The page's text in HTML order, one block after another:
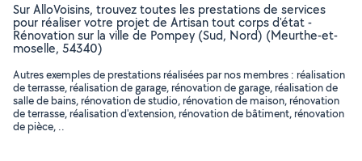
Sur AlloVoisins, trouvez toutes les prestations de services
pour réaliser votre projet de Artisan tout corps d'état -
Rénovation sur la ville de Pompey (Sud, Nord) (Meurthe-et-
moselle, 54340)
Autres exemples de prestations réalisées par nos membres : réalisation
de terrasse, réalisation de garage, rénovation de garage, réalisation de
salle de bains, rénovation de studio, rénovation de maison, rénovation
de terrasse, réalisation d'extension, rénovation de bâtiment, rénovation
de pièce, ..